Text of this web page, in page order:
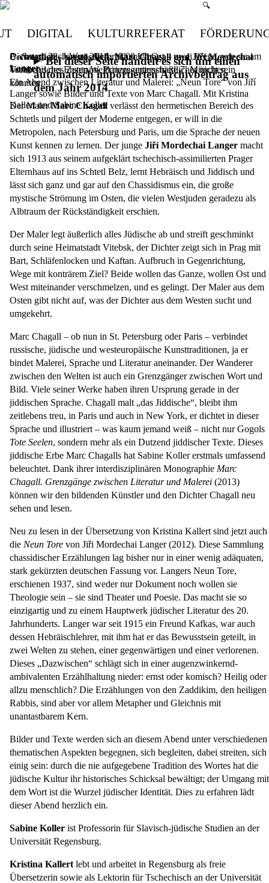
Suchmenü
🔍
DIGITAL KULTURREFERAT
Bei dieser Seite handelt es sich um einen
automatisch importierten Archivbeitrag aus
dem Jahr 2014
Ostwestlich – westöstlich: Marc Chagall und Jiří Mordechai
Langer
Ein Abend zwischen Literatur und Malerei: „Neun Tore“ von Jiří
Langer sowie Bilder und Texte von Marc Chagall. Mit Kristina
Kallert und Sabine Koller
Aufbruch nach West, Aufbruch nach Ost – zwei Wege, wie sie am
Vorabend des Ersten Weltkriegs unterschiedlicher nicht sein
könnten.
Der MalerMarc Chagall verlässt den hermetischen Bereich des
Schtetls und pilgert der Moderne entgegen, er will in die
Metropolen, nach Petersburg und Paris, um die Sprache der neuen
Kunst kennen zu lernen. Der junge Jiří Mordechai Langer macht
sich 1913 aus seinem aufgeklärt tschechisch-assimilierten Prager
Elternhaus auf ins Schtetl Belz, lernt Hebräisch und Jiddisch und
lässt sich ganz und gar auf den Chassidismus ein, die große
mystische Strömung im Osten, die vielen Westjuden geradezu als
Albtraum der Rückständigkeit erschien.
Der Maler legt äußerlich alles Jüdische ab und streift geschminkt
durch seine Heimatstadt Vitebsk, der Dichter zeigt sich in Prag mit
Bart, Schläfenlocken und Kaftan. Aufbruch in Gegenrichtung,
Wege mit konträrem Ziel? Beide wollen das Ganze, wollen Ost und
West miteinander verschmelzen, und es gelingt. Der Maler aus dem
Osten gibt nicht auf, was der Dichter aus dem Westen sucht und
umgekehrt.
Marc Chagall – ob nun in St. Petersburg oder Paris – verbindet
russische, jüdische und westeuropäische Kunsttraditionen, ja er
bindet Malerei, Sprache und Literatur aneinander. Der Wanderer
zwischen den Welten ist auch ein Grenzgänger zwischen Wort und
Bild. Viele seiner Werke haben ihren Ursprung gerade in der
jiddischen Sprache. Chagall malt „das Jiddische“, bleibt ihm
zeitlebens treu, in Paris und auch in New York, er dichtet in dieser
Sprache und illustriert – was kaum jemand weiß – nicht nur Gogols
Tote Seelen, sondern mehr als ein Dutzend jiddischer Texte. Dieses
jiddische Erbe Marc Chagalls hat Sabine Koller erstmals umfassend
beleuchtet. Dank ihrer interdisziplinären Monographie Marc
Chagall. Grenzgänge zwischen Literatur und Malerei (2013)
können wir den bildenden Künstler und den Dichter Chagall neu
sehen und lesen.
Neu zu lesen in der Übersetzung von Kristina Kallert sind jetzt auch
die Neun Tore von Jiři Mordechai Langer (2012). Diese Sammlung
chassidischer Erzählungen lag bisher nur in einer wenig adäquaten,
stark gekürzten deutschen Fassung vor. Langers Neun Tore,
erschienen 1937, sind weder nur Dokument noch wollen sie
Theologie sein – sie sind Theater und Poesie. Das macht sie so
einzigartig und zu einem Hauptwerk jüdischer Literatur des 20.
Jahrhunderts. Langer war seit 1915 ein Freund Kafkas, war auch
dessen Hebräischlehrer, mit ihm hat er das Bewusstsein geteilt, in
zwei Welten zu stehen, einer gegenwärtigen und einer verlorenen.
Dieses „Dazwischen“ schlägt sich in einer augenzwinkernd-
ambivalenten Erzählhaltung nieder: ernst oder komisch? Heilig oder
allzu menschlich? Die Erzählungen von den Zaddikim, den heiligen
Rabbis, sind aber vor allem Metapher und Gleichnis mit
unantastbarem Kern.
Bilder und Texte werden sich an diesem Abend unter verschiedenen
thematischen Aspekten begegnen, sich begleiten, dabei streiten, sich
einig sein: durch die nie aufgegebene Tradition des Wortes hat die
jüdische Kultur ihr historisches Schicksal bewältigt; der Umgang mit
dem Wort ist die Wurzel jüdischer Identität. Dies zu erfahren lädt
dieser Abend herzlich ein.
Sabine Koller ist Professorin für Slavisch-jüdische Studien an der
Universität Regensburg.
Kristina Kallert lebt und arbeitet in Regensburg als freie
Übersetzerin sowie als Lektorin für Tschechisch an der Universität
Dienstag, 28. Januar 2014,19.00 Uhr
Tschechisches Zentrum, Prinzregentenstraße 7, München